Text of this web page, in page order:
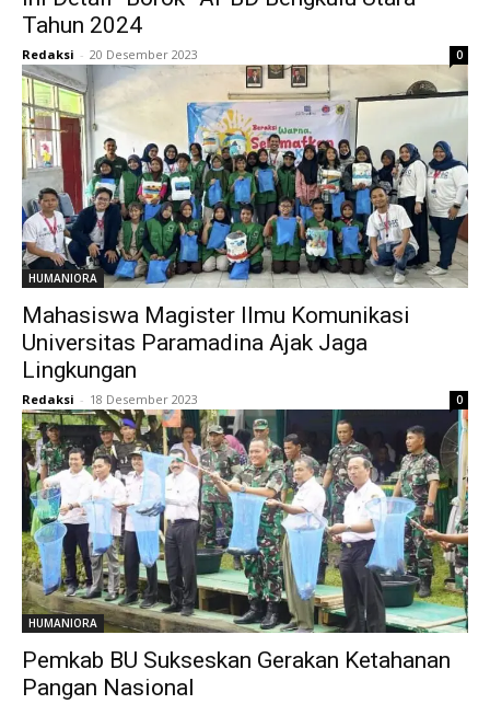
Tahun 2024
Redaksi - 20 Desember 2023 0
HUMANIORA
Mahasiswa Magister Ilmu Komunikasi
Universitas Paramadina Ajak Jaga
Lingkungan
Redaksi - 18 Desember 2023 0
HUMANIORA
Pemkab BU Sukseskan Gerakan Ketahanan
Pangan Nasional